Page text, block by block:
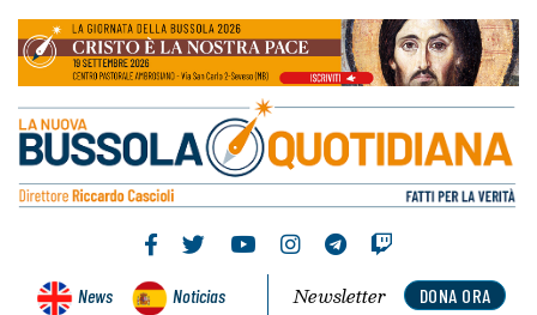
News Noticias DONA ORA
Newsletter